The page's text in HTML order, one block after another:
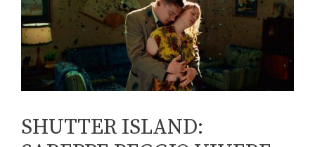
SHUTTER ISLAND: